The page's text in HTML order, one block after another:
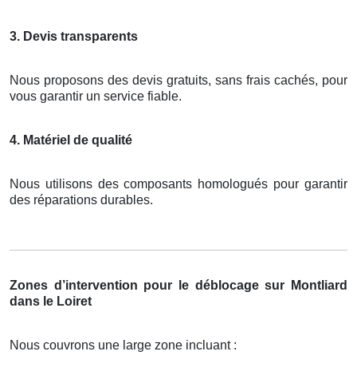
3. Devis transparents
Nous proposons des devis gratuits, sans frais cachés, pour
vous garantir un service fiable.
4. Matériel de qualité
Nous utilisons des composants homologués pour garantir
des réparations durables.
Zones d’intervention pour le déblocage sur Montliard
dans le Loiret
Nous couvrons une large zone incluant :